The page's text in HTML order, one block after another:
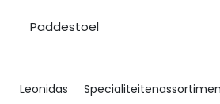
Paddestoel
Leonidas